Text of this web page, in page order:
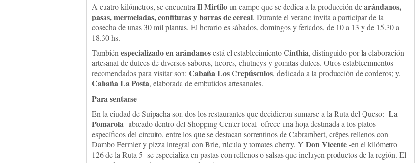
A cuatro kilómetros, se encuentra Il Mirtiloun campo que se dedica a la producción dearándanos,
pasas, mermeladas, confituras y barras de cereal. Durante el verano invita a participar de la
cosecha de unas 30 mil plantas. El horario es sábados, domingos y feriados, de 10 a 13 y de 15.30 a
18.30 hs.
También especializado en arándanosestá el establecimientoCinthia, distinguido por la elaboración
artesanal de dulces de diversos sabores, licores, chutneys y gomitas dulces. Otros establecimientos
recomendados para visitar son: Cabaña Los Crepúsculos, dedicada a la producción de corderos; y,
Cabaña La Posta, elaborada de embutidos artesanales.
Para sentarse
En la ciudad de Suipacha son dos los restaurantes que decidieron sumarse a la Ruta del Queso: La
Pomarola-ubicado dentro del Shopping Center local- ofrece una hoja destinada a los platos
específicos del circuito, entre los que se destacan sorrentinos de Cabrambert, crêpes rellenos con
Dambo Fermier y pizza integral con Brie, rúcula y tomates cherry. Y Don Vicente-en el kilómetro
126 de la Ruta 5- se especializa en pastas con rellenos o salsas que incluyen productos de la región. El